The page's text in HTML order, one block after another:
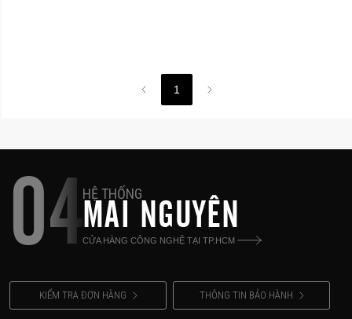
1
04HỆ THỐNG
MAI NGUYÊN
CỬA HÀNG CÔNG NGHỆ TẠI TP.HCM
KIỂM TRA ĐƠN HÀNG THÔNG TIN BẢO HÀNH